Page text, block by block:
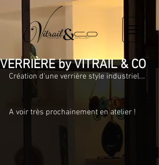
VERRIÈRE by VITRAIL & CO
Création d'une verrière style industriel...
A voir très prochainement en atelier !